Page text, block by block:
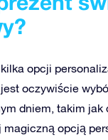
opcji
oczywiście
dniem, takim
opcją